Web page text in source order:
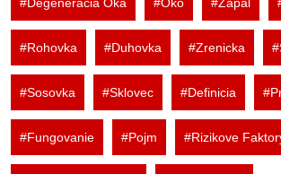
#Degeneracia Oka #Oko #Zapal
#Rohovka #Duhovka #Zrenicka
#Sosovka #Sklovec #Definicia
#Fungovanie #Pojm #Rizikove